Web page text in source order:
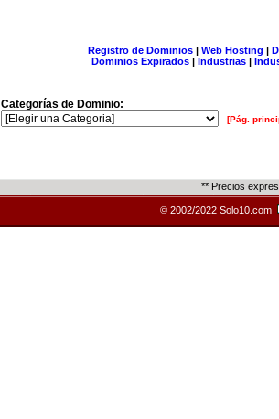
Registro de Dominios| Web Hosting |
Dominios Expirados | Industrias |
Categorías de Dominio:
[Pág.
** Precios
© 2002/2022 Solo10.com